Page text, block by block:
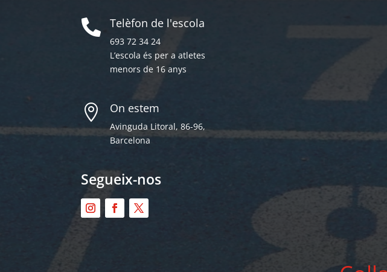
 Telèfon de l'escola
693 72 34 24
L’escola és per a atletes
menors de 16 anys
 On estem
Avinguda Litoral, 86-96,
Barcelona
Segueix-nos